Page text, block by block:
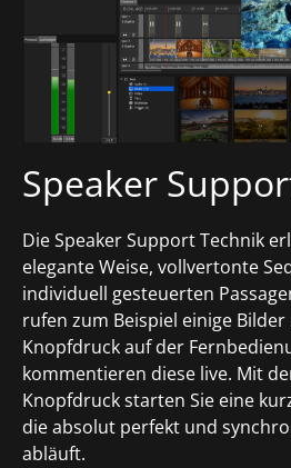
Speaker
Die Speaker Support Technik
elegante Weise, vollvertonte
individuell gesteuerten
rufen zum Beispiel einige
Knopfdruck auf der
kommentieren diese live. Mit
Knopfdruck starten Sie eine
die absolut perfekt und
abläuft.